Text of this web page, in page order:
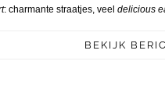
: charmante straatjes, veel delicious
BEKIJK